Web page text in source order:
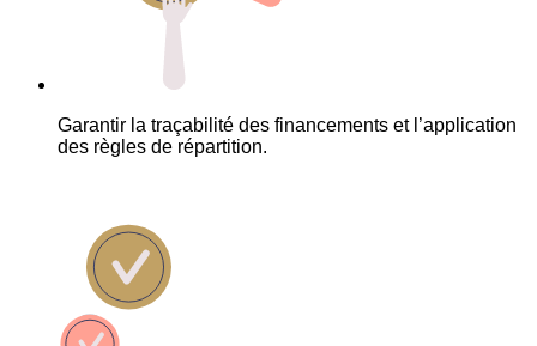
Garantir la traçabilité des financements et l’application
des règles de répartition.